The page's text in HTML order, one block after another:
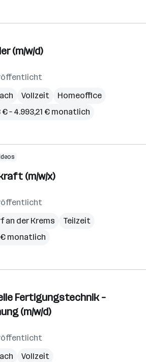
(m/w/d)
Vollzeit
Homeoffice
– 4.993,21 € monatlich
(m/w/x)
an der Krems
Teilzeit
€ monatlich
Fertigungstechnik –
(m/w/d)
Vollzeit